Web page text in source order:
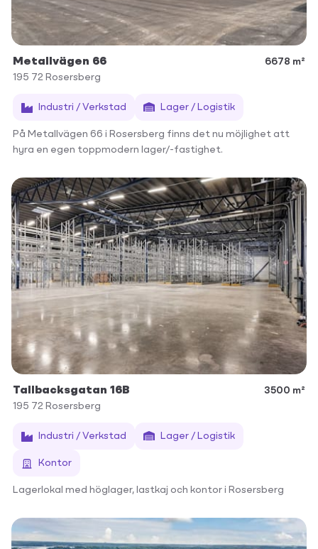
Metallvägen 66
6678 m²
195 72 Rosersberg
Industri / Verkstad Lager / Logistik
På Metallvägen 66 i Rosersberg finns det nu möjlighet att
hyra en egen toppmodern lager/-fastighet.
Tallbacksgatan 16B
3500 m²
195 72 Rosersberg
Industri / Verkstad Lager / Logistik
Kontor
Lagerlokal med höglager, lastkaj och kontor i Rosersberg